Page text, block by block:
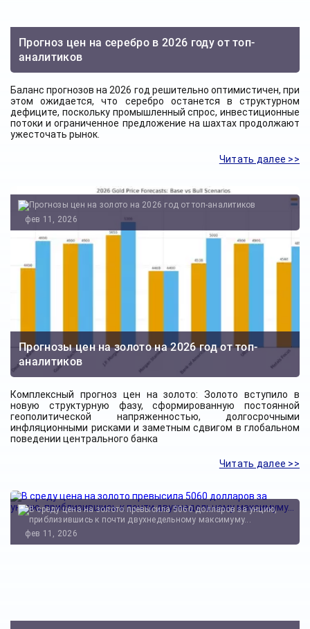
Прогноз цен на серебро в 2026 году от топ-
аналитиков
Баланс прогнозов на 2026 год решительно оптимистичен, при
этом ожидается, что серебро останется в структурном
дефиците, поскольку промышленный спрос, инвестиционные
потоки и ограниченное предложение на шахтах продолжают
ужесточать рынок.
Читать далее >>
Прогнозы цен на золото на 2026 год от топ-
аналитиков
фев 11, 2026
Комплексный прогноз цен на золото: Золото вступило в
новую структурную фазу, сформированную постоянной
геополитической напряженностью, долгосрочными
инфляционными рисками и заметным сдвигом в глобальном
поведении центрального банка
Читать далее >>
фев 11, 2026